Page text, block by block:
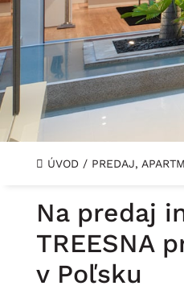
ÚVOD / PREDAJ,
Na predaj
TREESNA
v Poľsku